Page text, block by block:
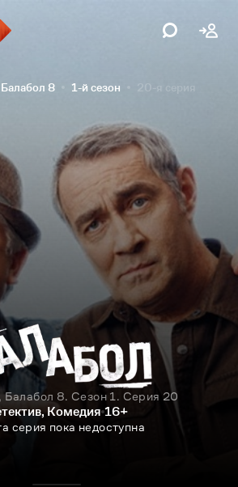
Балабол 8 1-й сезон 20-я серия
8. Сезон 1. Серия 20
Комедия 16+
серия пока недоступна